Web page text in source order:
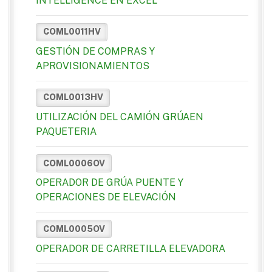
COML0011HV
GESTIÓN DE COMPRAS Y
APROVISIONAMIENTOS
COML0013HV
UTILIZACIÓN DEL CAMIÓN GRÚAEN
PAQUETERIA
COML0006OV
OPERADOR DE GRÚA PUENTE Y
OPERACIONES DE ELEVACIÓN
COML0005OV
OPERADOR DE CARRETILLA ELEVADORA